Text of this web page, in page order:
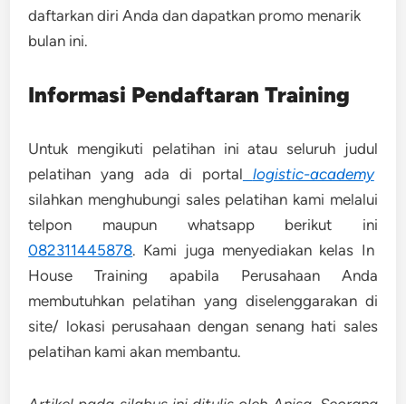
daftarkan diri Anda dan dapatkan promo menarik
bulan ini.
Informasi Pendaftaran Training
Untuk mengikuti pelatihan ini atau seluruh judul
pelatihan yang ada di portal logistic-academy
silahkan menghubungi sales pelatihan kami melalui
telpon maupun whatsapp berikut ini
082311445878. Kami juga menyediakan kelas In
House Training apabila Perusahaan Anda
membutuhkan pelatihan yang diselenggarakan di
site/ lokasi perusahaan dengan senang hati sales
pelatihan kami akan membantu.